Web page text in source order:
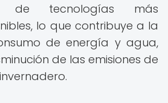
de tecnologías más
lo que contribuye a la
de energía y agua,
de las emisiones de